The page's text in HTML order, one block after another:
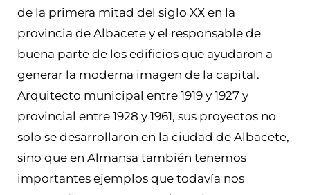
de la primera mitad del siglo XX en la
provincia de Albacete y el responsable de
buena parte de los edificios que ayudaron a
generar la moderna imagen de la capital.
Arquitecto municipal entre 1919 y 1927 y
provincial entre 1928 y 1961, sus proyectos no
solo se desarrollaron en la ciudad de Albacete,
sino que en Almansa también tenemos
importantes ejemplos que todavía nos